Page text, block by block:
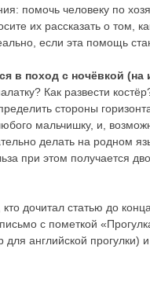
помочь человеку по
их рассказать о том,
если эта помощь
в поход с ночёвкой (на
Как развести
стороны
мальчишку, и,
делать на родном
при этом получается
дочитал статью до
с пометкой
для английской прогулки)